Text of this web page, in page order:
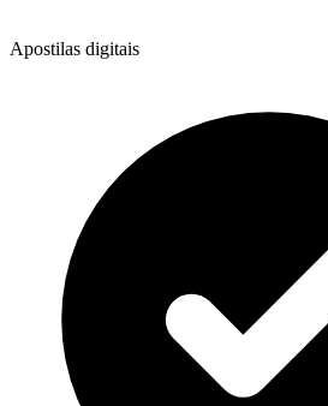
Apostilas digitais